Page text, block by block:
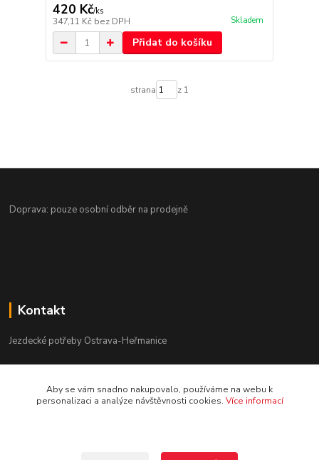
420 Kč/ks
347,11 Kč bez DPH Skladem
Přidat do košíku
strana z 1
Doprava: pouze osobní odběr na prodejně
Kontakt
Jezdecké potřeby Ostrava-Heřmanice
Po-Pá 9:30 - 17:30
Aby se vám snadno nakupovalo, používáme na webu k
personalizaci a analýze návštěvnosti cookies. Více informací